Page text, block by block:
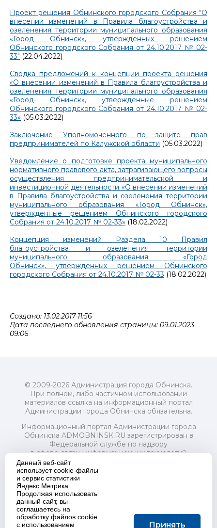
Проект решения Обнинского городского Собрания "О
внесении изменений в Правила благоустройства и
озеленения территории муниципального образования
«Город Обнинск», утвержденных решением
Обнинского городского Собрания от 24.10.2017 № 02-
33" (22.04.2022)
Сводка предложений к концепции проекта решения
«О внесении изменений в Правила благоустройства и
озеленения территории муниципального образования
«Город Обнинск», утвержденные решением
Обнинского городского Собрания от 24.10.2017 № 02-
33» (05.03.2022)
Заключение Уполномоченного по защите прав
предпринимателей по Калужской области (05.03.2022)
Уведомление о подготовке проекта муниципального
нормативного правового акта, затрагивающего вопросы
осуществления предпринимательской и
инвестиционной деятельности «О внесении изменений
в Правила благоустройства и озеленения территории
муниципального образования «Город Обнинск»,
утвержденные решением Обнинского городского
Собрания от 24.10.2017 № 02-33» (18.02.2022)
Концепция изменений Раздела 10 Правил
благоустройства и озеленения территории
муниципального образования «Город
Обнинск», утвержденных решением Обнинского
городского Собрания от 24.10.2017 № 02-33 (18.02.2022)
Создано: 13.02.2017 11:56
Дата последнего обновления страницы: 09.01.2023
09:06
© 2009-2026 Администрация города Обнинска.
При полном, либо частичном использовании
материалов ссылка на информационный портал
Администрации города Обнинска обязательна.
Информационный портал Администрации города
Обнинска ADMOBNINSK.RU зарегистрирован в
Федеральной службе по надзору
в сфере связи, информационных технологий
и массовых коммуникаций (Роскомнадзор) 24 июля
2018 года.
Свидетельство о регистрации Эл № ФС77-73321
Учредитель: Администрация (исполнительно-
распорядительный орган) городского округа "Город
Обнинск". Главный редактор: Байкова Е.А.
Адрес электронной почты Редакции:
Данный веб-сайт
использует cookie-файлы
и сервис статистики
Яндекс.Метрика.
Продолжая использовать
данный сайт, вы
соглашаетесь на
обработку файлов cookie
с использованием
Принять